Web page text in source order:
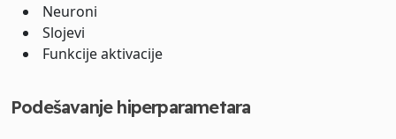
Neuroni
Slojevi
Funkcije aktivacije
Podešavanje hiperparametara